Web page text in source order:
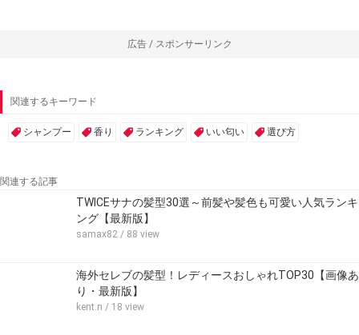
広告 / スポンサーリンク
関連するキーワード
シャンプー 香り ランキング いい匂い 選び方
関連する記事
TWICEサナの髪型30選～前髪や髪色も可愛い人気ランキ
ング【最新版】
samax82 / 88 view
海外セレブの髪型！レディースおしゃれTOP30【画像あ
り・最新版】
kent.n / 18 view